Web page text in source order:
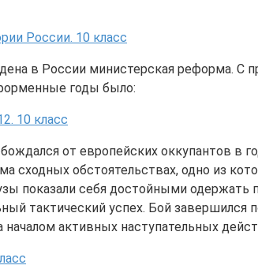
России. 10 класс
в России министерская реформа. С
годы было:
10 класс
от европейских оккупантов в
сходных обстоятельствах, одно из
показали себя достойными
тактический успех. Бой
началом активных наступательных